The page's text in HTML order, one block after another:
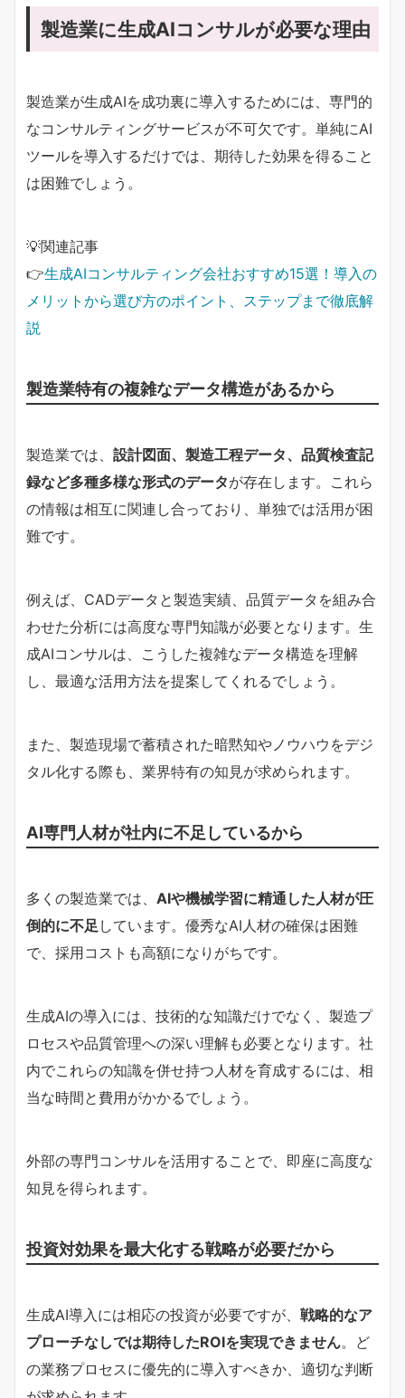
製造業に生成AIコンサルが必要な理由
製造業が生成AIを成功裏に導入するためには、専門的
なコンサルティングサービスが不可欠です。単純にAI
ツールを導入するだけでは、期待した効果を得ること
は困難でしょう。
💡関連記事
👉生成AIコンサルティング会社おすすめ15選！導入の
メリットから選び方のポイント、ステップまで徹底解
説
製造業特有の複雑なデータ構造があるから
製造業では、 設計図面、製造工程データ、品質検査記
録など多種多様な形式のデータが存在します。これら
の情報は相互に関連し合っており、単独では活用が困
難です。
例えば、CADデータと製造実績、品質データを組み合
わせた分析には高度な専門知識が必要となります。生
成AIコンサルは、こうした複雑なデータ構造を理解
し、最適な活用方法を提案してくれるでしょう。
また、製造現場で蓄積された暗黙知やノウハウをデジ
タル化する際も、業界特有の知見が求められます。
AI専門人材が社内に不足しているから
多くの製造業では、 AIや機械学習に精通した人材が圧
倒的に不足しています。優秀なAI人材の確保は困難
で、採用コストも高額になりがちです。
生成AIの導入には、技術的な知識だけでなく、製造プ
ロセスや品質管理への深い理解も必要となります。社
内でこれらの知識を併せ持つ人材を育成するには、相
当な時間と費用がかかるでしょう。
外部の専門コンサルを活用することで、即座に高度な
知見を得られます。
投資対効果を最大化する戦略が必要だから
生成AI導入には相応の投資が必要ですが、 戦略的なア
プローチなしでは期待したROIを実現できません。ど
の業務プロセスに優先的に導入すべきか、適切な判断